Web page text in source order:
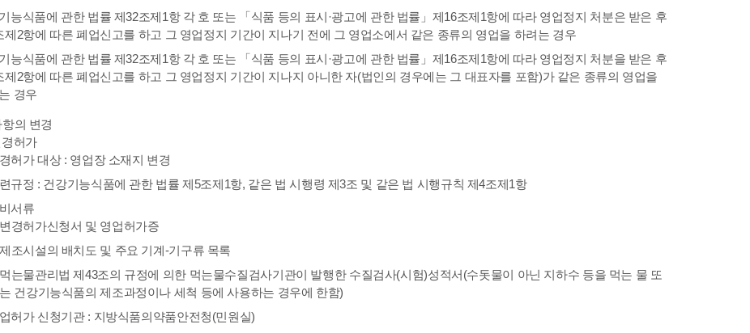
능식품에 관한 법률 제32조제1항 각 호 또는 「식품 등의 표시·광고에 관한 법률」제16조제1항에 따라 영업정지 처분은 받은 후
제2항에 따른 폐업신고를 하고 그 영업정지 기간이 지나기 전에 그 영업소에서 같은 종류의 영업을 하려는 경우
능식품에 관한 법률 제32조제1항 각 호 또는 「식품 등의 표시·광고에 관한 법률」제16조제1항에 따라 영업정지 처분을 받은 후
제2항에 따른 폐업신고를 하고 그 영업정지 기간이 지나지 아니한 자(법인의 경우에는 그 대표자를 포함)가 같은 종류의 영업을
경우
의 변경
허가
허가 대상 : 영업장 소재지 변경
규정 : 건강기능식품에 관한 법률 제5조제1항, 같은 법 시행령 제3조 및 같은 법 시행규칙 제4조제1항
서류
변경허가신청서 및 영업허가증
제조시설의 배치도 및 주요 기계-기구류 목록
먹는물관리법 제43조의 규정에 의한 먹는물수질검사기관이 발행한 수질검사(시험)성적서(수돗물이 아닌 지하수 등을 먹는 물 또
는 건강기능식품의 제조과정이나 세척 등에 사용하는 경우에 한함)
허가 신청기관 : 지방식품의약품안전청(민원실)